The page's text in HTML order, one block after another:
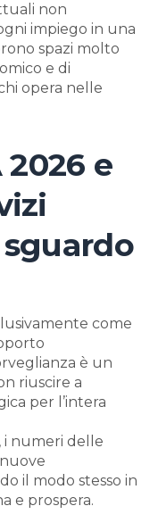
non
impiego in una
spazi molto
e di
opera nelle
2026 e
come
è un
riuscire a
per l’intera
i numeri delle
il modo stesso in
e prospera.